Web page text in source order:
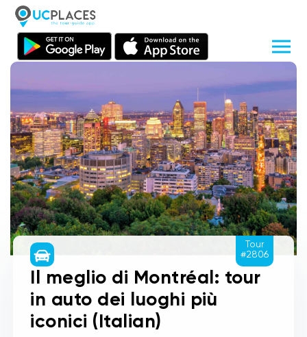
Il meglio di Montréal: tour
in auto dei luoghi più
iconici (Italian)
Tour
#2806